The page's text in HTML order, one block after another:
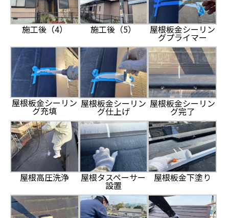
施工後（4） 施工後（5） 屋根板金シーリン
グプライマー
屋根板金シーリン
グ充填
屋根板金シーリン
グ仕上げ
屋根板金シーリン
グ完了
屋根高圧洗浄 屋根タスペーサー
設置
屋根板金下塗り